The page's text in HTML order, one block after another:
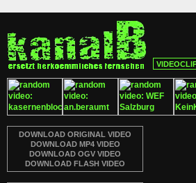
DOWNLOAD ORIGINAL VIDEO
DOWNLOAD MP4 VIDEO
DOWNLOAD OGV VIDEO
DOWNLOAD FLASH VIDEO